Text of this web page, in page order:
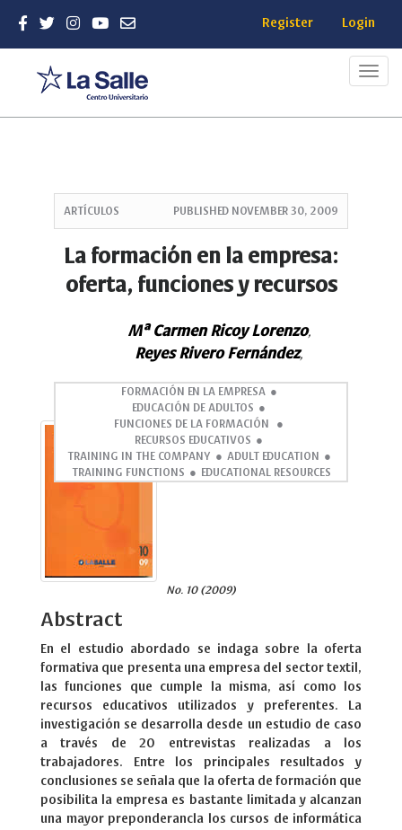
Register Login
ARTÍCULOS PUBLISHED NOVEMBER 30, 2009
La formación en la empresa:
oferta, funciones y recursos
Mª Carmen Ricoy Lorenzo,
Reyes Rivero Fernández,
FORMACIÓN EN LA EMPRESA
EDUCACIÓN DE ADULTOS
FUNCIONES DE LA FORMACIÓN
RECURSOS EDUCATIVOS
TRAINING IN THE COMPANY
ADULT EDUCATION
TRAINING FUNCTIONS
EDUCATIONAL RESOURCES
No. 10 (2009)
Abstract
En el estudio abordado se indaga sobre la oferta
formativa que presenta una empresa del sector textil,
las funciones que cumple la misma, así como los
recursos educativos utilizados y preferentes. La
investigación se desarrolla desde un estudio de caso
a través de 20 entrevistas realizadas a los
trabajadores. Entre los principales resultados y
conclusiones se señala que la oferta de formación que
posibilita la empresa es bastante limitada y alcanzan
una mayor preponderancla los cursos de informática